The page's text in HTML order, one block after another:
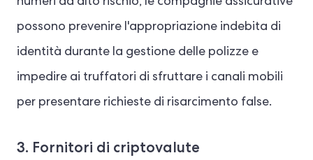
possono prevenire l'appropriazione indebita di
identità durante la gestione delle polizze e
impedire ai truffatori di sfruttare i canali mobili
per presentare richieste di risarcimento false.
3. Fornitori di criptovalute